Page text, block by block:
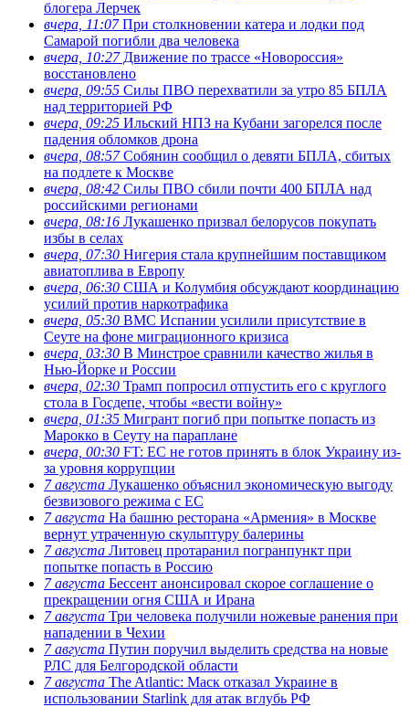
блогера Лерчек
вчера, 11:07При столкновении катера и лодки под
Самарой погибли два человека
вчера, 10:27Движение по трассе «Новороссия»
восстановлено
вчера, 09:55 Силы ПВО перехватили за утро 85 БПЛА
над территорией РФ
вчера, 09:25 Ильский НПЗ на Кубани загорелся после
падения обломков дрона
вчера, 08:57Собянин сообщил о девяти БПЛА, сбитых
на подлете к Москве
вчера, 08:42 Силы ПВО сбили почти 400 БПЛА над
российскими регионами
вчера, 08:16 Лукашенко призвал белорусов покупать
избы в селах
вчера, 07:30 Нигерия стала крупнейшим поставщиком
авиатоплива в Европу
вчера, 06:30 США и Колумбия обсуждают координацию
усилий против наркотрафика
вчера, 05:30 ВМС Испании усилили присутствие в
Сеуте на фоне миграционного кризиса
вчера, 03:30 В Минстрое сравнили качество жилья в
Нью-Йорке и России
вчера, 02:30 Трамп попросил отпустить его с круглого
стола в Госдепе, чтобы «вести войну»
вчера, 01:35 Мигрант погиб при попытке попасть из
Марокко в Сеуту на параплане
вчера, 00:30 FT: ЕС не готов принять в блок Украину из-
за уровня коррупции
7 августа Лукашенко объяснил экономическую выгоду
безвизового режима с ЕС
7 августа На башню ресторана «Армения» в Москве
вернут утраченную скульптуру балерины
7 августа Литовец протаранил погранпункт при
попытке попасть в Россию
7 августа Бессент анонсировал скорое соглашение о
прекращении огня США и Ирана
7 августа Три человека получили ножевые ранения при
нападении в Чехии
7 августа Путин поручил выделить средства на новые
РЛС для Белгородской области
7 августа The Atlantic: Маск отказал Украине в
использовании Starlink для атак вглубь РФ